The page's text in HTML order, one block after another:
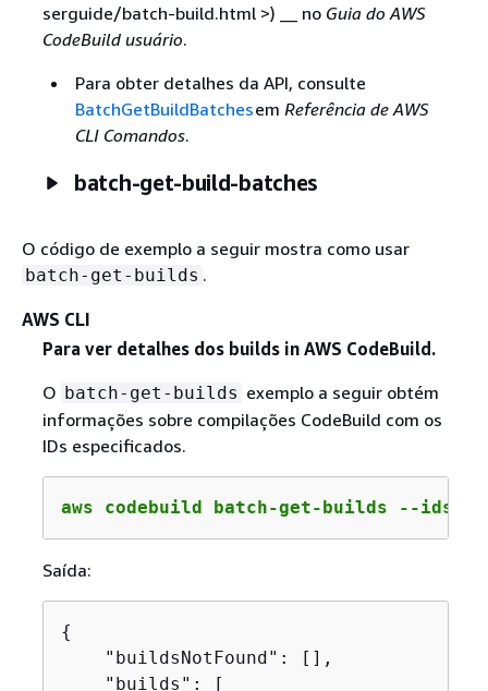
serguide/batch-build.html >) __ no Guia do AWS
CodeBuild usuário.
Para obter detalhes da API, consulte
BatchGetBuildBatchesem Referência de AWS
CLI Comandos.
batch-get-build-batches
O código de exemplo a seguir mostra como usar
batch-get-builds .
AWS CLI
Para ver detalhes dos builds in AWS CodeBuild.
O batch-get-builds exemplo a seguir obtém
informações sobre compilações CodeBuild com os
IDs especificados.
aws codebuild batch-get-builds --ids
Saída:
{
    "buildsNotFound": [],
    "builds": [